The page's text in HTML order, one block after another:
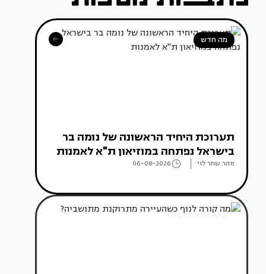
מה חדש
תערוכת היחיד הראשונה של נומה בר
בישראל נפתחה במוזיאון ת"א לאמנות
זוהר שחר לוי 06-08-2026
אדריכלות מהעולם